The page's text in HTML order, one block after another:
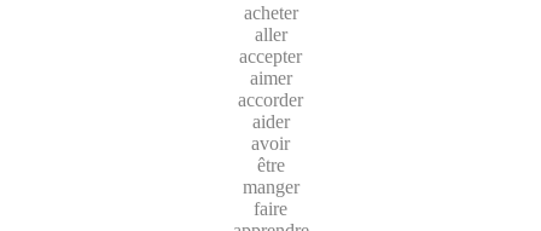
acheter
aller
accepter
aimer
accorder
aider
avoir
être
manger
faire